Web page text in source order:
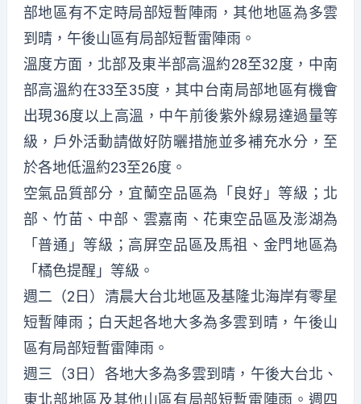
部地區有不定時局部短暫陣雨，其他地區為多雲
到晴，午後山區有局部短暫雷陣雨。
溫度方面，北部及東半部高溫約28至32度，中南
部高溫約在33至35度，其中台南局部地區有機會
出現36度以上高溫，中午前後紫外線易達過量等
級，戶外活動請做好防曬措施並多補充水分，至
於各地低溫約23至26度。
空氣品質部分，宜蘭空品區為「良好」等級；北
部、竹苗、中部、雲嘉南、花東空品區及澎湖為
「普通」等級；高屏空品區及馬祖、金門地區為
「橘色提醒」等級。
週二（2日）清晨大台北地區及基隆北海岸有零星
短暫陣雨；白天起各地大多為多雲到晴，午後山
區有局部短暫雷陣雨。
週三（3日）各地大多為多雲到晴，午後大台北、
東北部地區及其他山區有局部短暫雷陣雨。週四